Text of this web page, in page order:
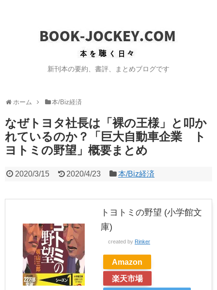
新刊本の要約、書評、まとめブログです
ホーム 本/Biz経済
なぜトヨタ社長は「裸の王様」と叩か
れているのか？「巨大自動車企業 ト
ヨトミの野望」概要まとめ
2020/3/15 2020/4/23 本/Biz経済
トヨトミの野望 (小学館文
庫)
created by Rinker
Amazon
楽天市場